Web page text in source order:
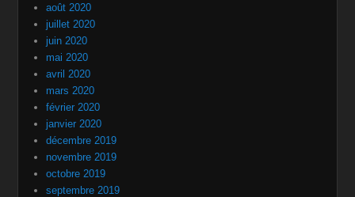
août 2020
juillet 2020
juin 2020
mai 2020
avril 2020
mars 2020
février 2020
janvier 2020
décembre 2019
novembre 2019
octobre 2019
septembre 2019